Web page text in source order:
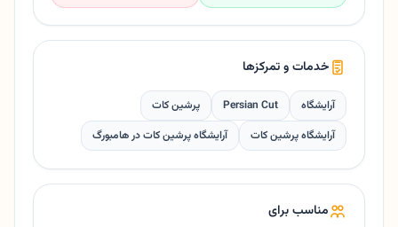
خدمات و تمرکزها
آرایشگاه Persian Cut
پرشین کات
آرایشگاه پرشین کات
آرایشگاه پرشین کات در هامبورگ
مناسب برای